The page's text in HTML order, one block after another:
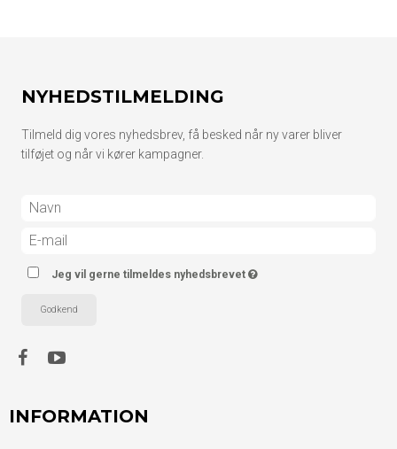
NYHEDSTILMELDING
Tilmeld dig vores nyhedsbrev, få besked når ny varer bliver
tilføjet og når vi kører kampagner.
Jeg vil gerne tilmeldes nyhedsbrevet
Godkend
INFORMATION